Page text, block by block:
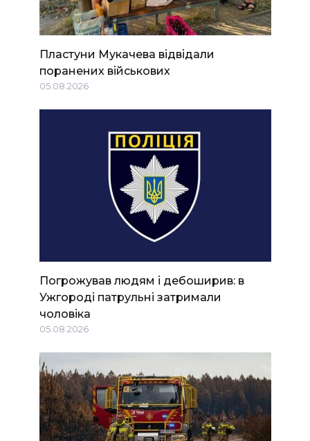
Пластуни Мукачева відвідали
поранених військових
05.08.2026
Погрожував людям і дебоширив: в
Ужгороді патрульні затримали
чоловіка
05.08.2026